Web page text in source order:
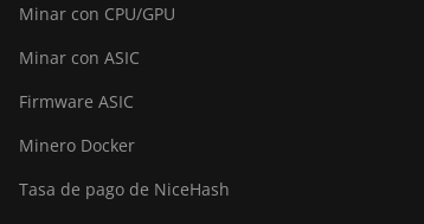
Minar con CPU/GPU
Minar con ASIC
Firmware ASIC
Minero Docker
Tasa de pago de NiceHash